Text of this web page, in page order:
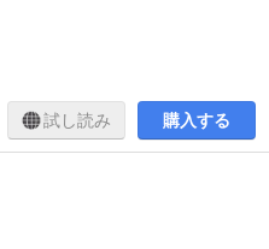
試し読み 購入する